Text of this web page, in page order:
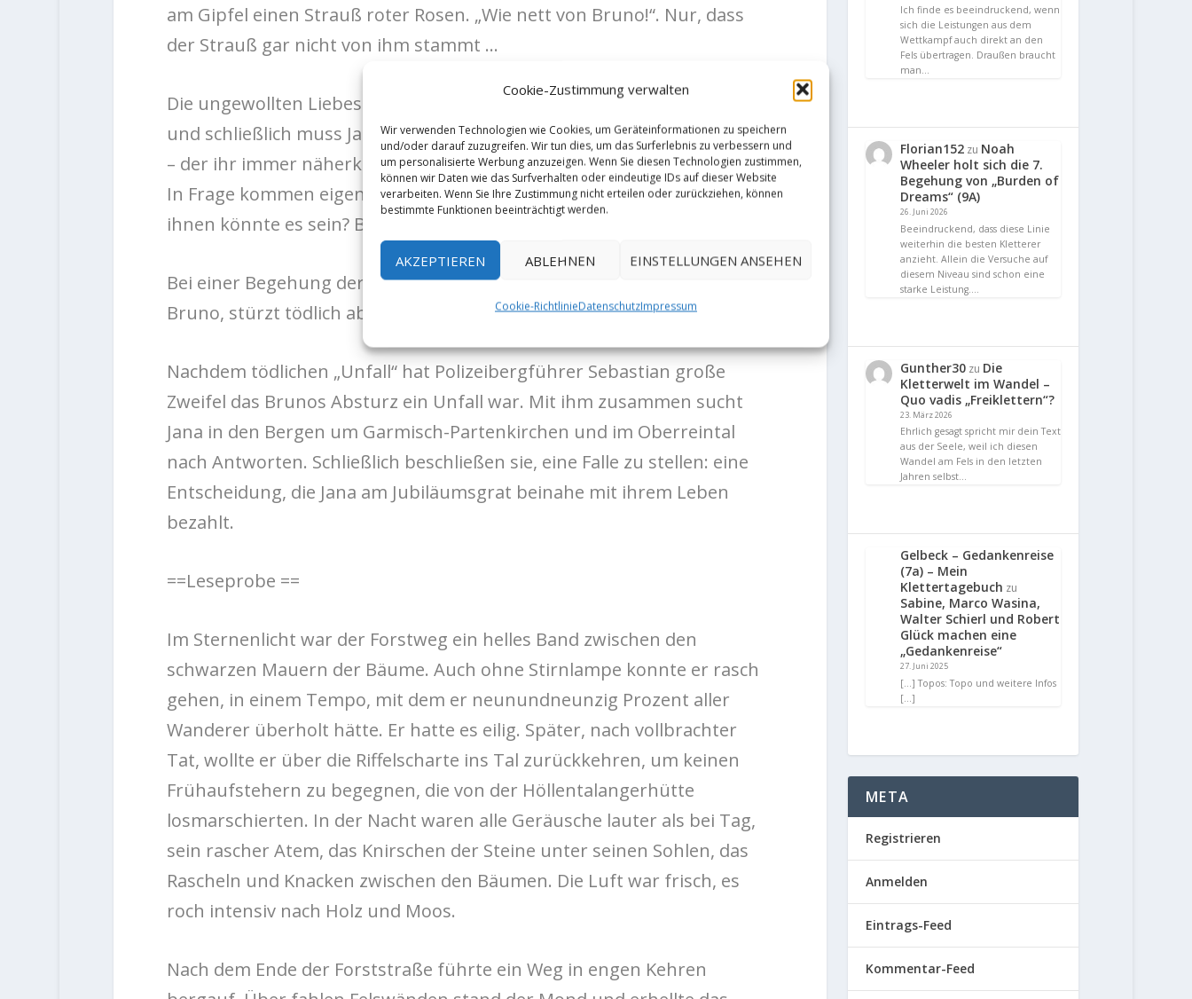
Cookie-Zustimmung verwalten
Wir verwenden Technologien wie Cookies, um Geräteinformationen zu speichern
und/oder darauf zuzugreifen. Wir tun dies, um das Surferlebnis zu verbessern und
um personalisierte Werbung anzuzeigen. Wenn Sie diesen Technologien zustimmen,
können wir Daten wie das Surfverhalten oder eindeutige IDs auf dieser Website
verarbeiten. Wenn Sie Ihre Zustimmung nicht erteilen oder zurückziehen, können
bestimmte Funktionen beeinträchtigt werden.
AKZEPTIEREN ABLEHNEN EINSTELLUNGEN ANSEHEN
Cookie-RichtlinieDatenschutzImpressum
am Gipfel einen Strauß roter Rosen. „Wie nett von Bruno!“. Nur, dass
der Strauß gar nicht von ihm stammt …
Die ungewollten Liebesbeweise nehmen zu, es folgen Mails und Anrufe,
und schließlich muss Jana erkennen: Sie hat einen heimlichen Verehrer
– der ihr immer näherkommt, zur Bedrohung wird. Wer könnte es sein?
In Frage kommen eigentlich nur ihre Kletterfreunde – aber wer von
ihnen könnte es sein? Bruno wird indessen immer eifersüchtiger …
Bei einer Begehung der Alpspitz-Ferrata geschieht etwas Schreckliches,
Bruno, stürzt tödlich ab.
Nachdem tödlichen „Unfall“ hat Polizeibergführer Sebastian große
Zweifel das Brunos Absturz ein Unfall war. Mit ihm zusammen sucht
Jana in den Bergen um Garmisch-Partenkirchen und im Oberreintal
nach Antworten. Schließlich beschließen sie, eine Falle zu stellen: eine
Entscheidung, die Jana am Jubiläumsgrat beinahe mit ihrem Leben
bezahlt.
==Leseprobe ==
Im Sternenlicht war der Forstweg ein helles Band zwischen den
schwarzen Mauern der Bäume. Auch ohne Stirnlampe konnte er rasch
gehen, in einem Tempo, mit dem er neunundneunzig Prozent aller
Wanderer überholt hätte. Er hatte es eilig. Später, nach vollbrachter
Tat, wollte er über die Riffelscharte ins Tal zurückkehren, um keinen
Frühaufstehern zu begegnen, die von der Höllentalangerhütte
losmarschierten. In der Nacht waren alle Geräusche lauter als bei Tag,
sein rascher Atem, das Knirschen der Steine unter seinen Sohlen, das
Rascheln und Knacken zwischen den Bäumen. Die Luft war frisch, es
roch intensiv nach Holz und Moos.
Nach dem Ende der Forststraße führte ein Weg in engen Kehren
Ich finde es beeindruckend, wenn
sich die Leistungen aus dem
Wettkampf auch direkt an den
Fels übertragen. Draußen braucht
man…
Florian152 zu Noah
Wheeler holt sich die 7.
Begehung von „Burden of
Dreams“ (9A)
26. Juni 2026
Beeindruckend, dass diese Linie
weiterhin die besten Kletterer
anzieht. Allein die Versuche auf
diesem Niveau sind schon eine
starke Leistung.…
Gunther30 zu Die
Kletterwelt im Wandel –
Quo vadis „Freiklettern“?
23. März 2026
Ehrlich gesagt spricht mir dein Text
aus der Seele, weil ich diesen
Wandel am Fels in den letzten
Jahren selbst…
Gelbeck – Gedankenreise
(7a) – Mein
Klettertagebuch zu
Sabine, Marco Wasina,
Walter Schierl und Robert
Glück machen eine
„Gedankenreise“
27. Juni 2025
[…] Topos: Topo und weitere Infos
[…]
META
Registrieren
Anmelden
Eintrags-Feed
Kommentar-Feed